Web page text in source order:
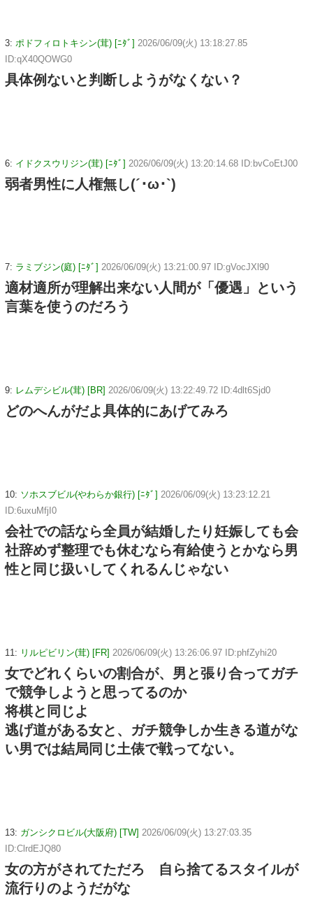
3: ポドフィロトキシン(茸) [ﾆﾀﾞ] 2026/06/09(火) 13:18:27.85
ID:qX40QOWG0
具体例ないと判断しようがなくない？
6: イドクスウリジン(茸) [ﾆﾀﾞ] 2026/06/09(火) 13:20:14.68 ID:bvCoEtJ00
弱者男性に人権無し(´･ω･`)
7: ラミブジン(庭) [ﾆﾀﾞ] 2026/06/09(火) 13:21:00.97 ID:gVocJXl90
適材適所が理解出来ない人間が「優遇」という
言葉を使うのだろう
9: レムデシビル(茸) [BR] 2026/06/09(火) 13:22:49.72 ID:4dlt6Sjd0
どのへんがだよ具体的にあげてみろ
10: ソホスブビル(やわらか銀行) [ﾆﾀﾞ] 2026/06/09(火) 13:23:12.21
ID:6uxuMfjI0
会社での話なら全員が結婚したり妊娠しても会
社辞めず整理でも休むなら有給使うとかなら男
性と同じ扱いしてくれるんじゃない
11: リルピビリン(茸) [FR] 2026/06/09(火) 13:26:06.97 ID:phfZyhi20
女でどれくらいの割合が、男と張り合ってガチ
で競争しようと思ってるのか
将棋と同じよ
逃げ道がある女と、ガチ競争しか生きる道がな
い男では結局同じ土俵で戦ってない。
13: ガンシクロビル(大阪府) [TW] 2026/06/09(火) 13:27:03.35
ID:ClrdEJQ80
女の方がされてただろ 自ら捨てるスタイルが
流行りのようだがな